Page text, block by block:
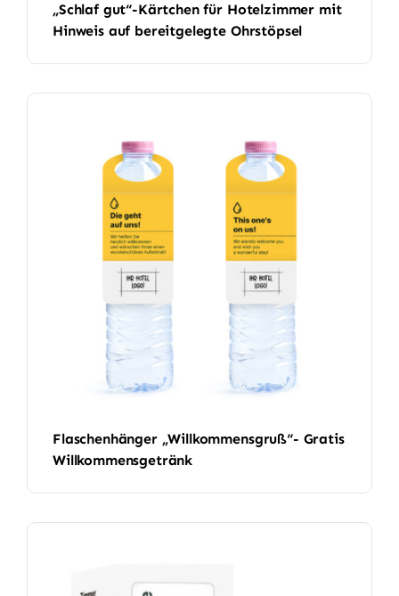
„Schlaf gut“-Kärtchen für Hotelzimmer mit
Hinweis auf bereitgelegte Ohrstöpsel
Flaschenhänger „Willkommensgruß“- Gratis
Willkommensgetränk